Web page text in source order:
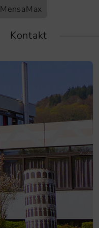
MensaMax
Kontakt